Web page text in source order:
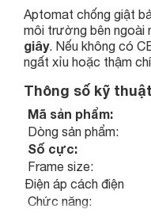
Aptomat chống giật
môi trường bên ngoài
giây. Nếu không có
ngất xỉu hoặc thậm
Thông số kỹ thuật
Mã sản phẩm:
Dòng sản phẩm:
Số cực:
Frame size:
Điện áp cách điện
Chức năng: